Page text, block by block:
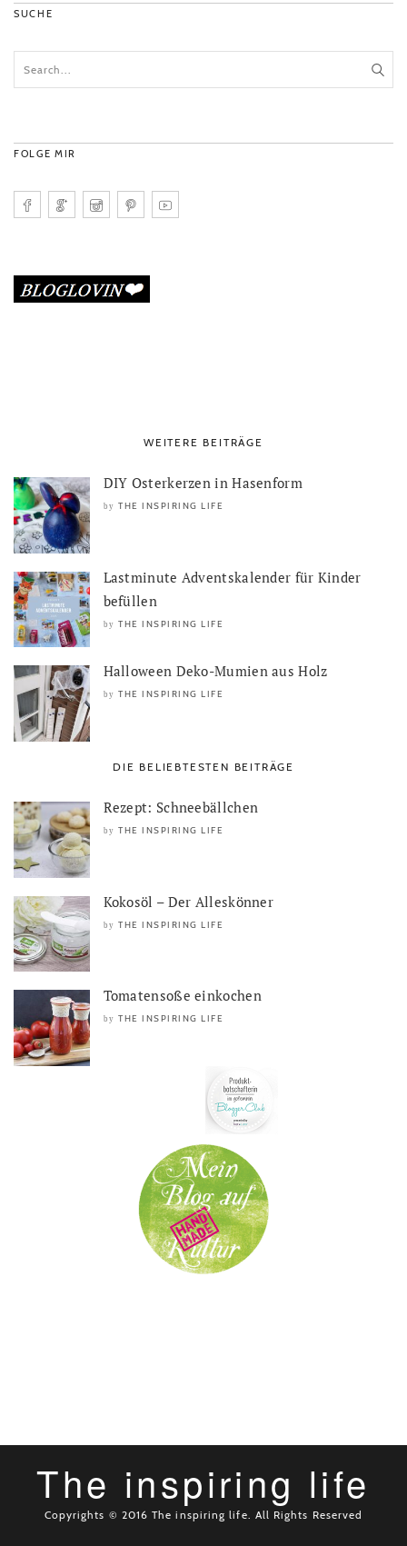
SUCHE
FOLGE MIR
WEITERE BEITRÄGE
DIY Osterkerzen in Hasenform
by THE INSPIRING LIFE
Lastminute Adventskalender für Kinder
befüllen
by THE INSPIRING LIFE
Halloween Deko-Mumien aus Holz
by THE INSPIRING LIFE
DIE BELIEBTESTEN BEITRÄGE
Rezept: Schneebällchen
by THE INSPIRING LIFE
Kokosöl – Der Alleskönner
by THE INSPIRING LIFE
Tomatensoße einkochen
by THE INSPIRING LIFE
The inspiring life
Copyrights © 2016 The inspiring life. All Rights Reserved